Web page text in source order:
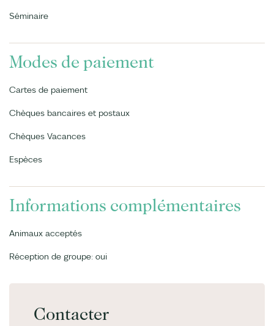
Séminaire
Modes de paiement
Cartes de paiement
Chèques bancaires et postaux
Chèques Vacances
Espèces
Informations complémentaires
Animaux acceptés
Réception de groupe: oui
Contacter